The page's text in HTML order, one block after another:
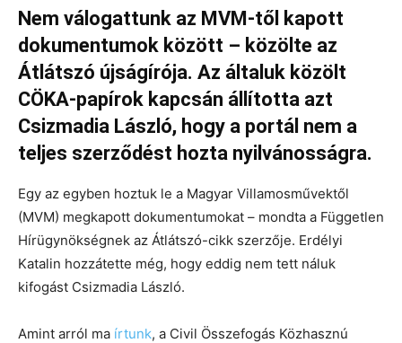
Nem válogattunk az MVM-től kapott
dokumentumok között – közölte az
Átlátszó újságírója. Az általuk közölt
CÖKA-papírok kapcsán állította azt
Csizmadia László, hogy a portál nem a
teljes szerződést hozta nyilvánosságra.
Egy az egyben hoztuk le a Magyar Villamosművektől
(MVM) megkapott dokumentumokat – mondta a Független
Hírügynökségnek az Átlátszó-cikk szerzője. Erdélyi
Katalin hozzátette még, hogy eddig nem tett náluk
kifogást Csizmadia László.
Amint arról ma írtunk, a Civil Összefogás Közhasznú